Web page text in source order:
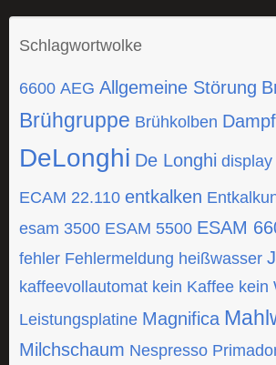
Schlagwortwolke
6600 AEG Allgemeine Störung
Brühgruppe Brühkolben Dampf
DeLonghi De Longhi display
ECAM 22.110 entkalken
esam 3500 ESAM 5500 ESAM
fehler Fehlermeldung heißwasser
kaffeevollautomat kein Kaffee kein
Leistungsplatine Magnifica
Milchschaum Nespresso